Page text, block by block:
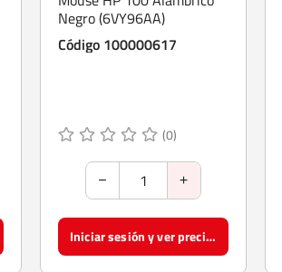
Negro (6VY96AA)
Código 100000617
(0)
Iniciar sesión y ver precios